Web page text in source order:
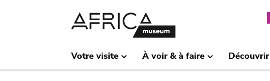
Votre visite À voir & à faire Découvrir